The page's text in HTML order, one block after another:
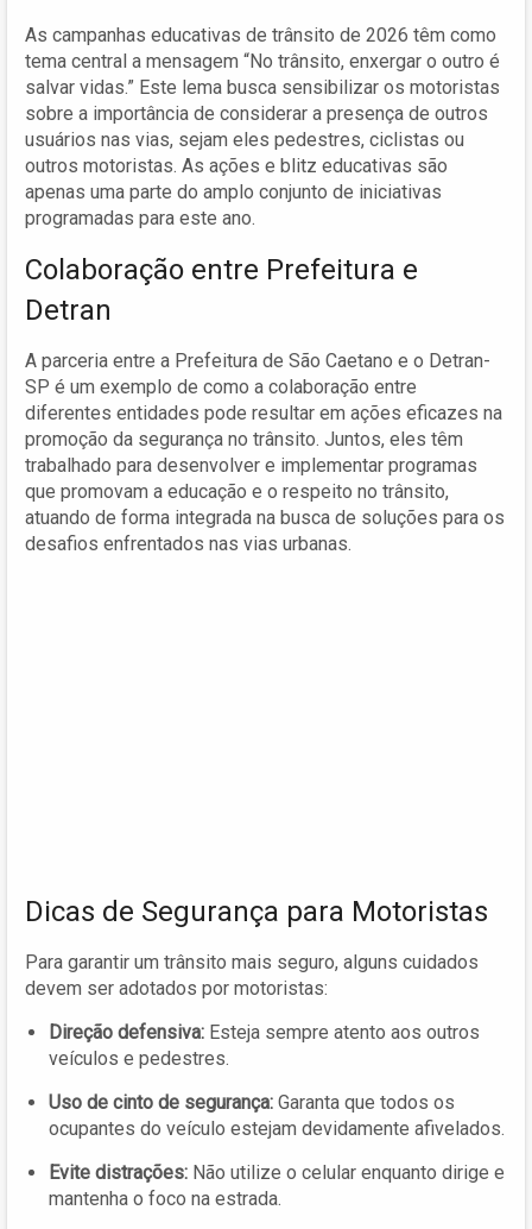
As campanhas educativas de trânsito de 2026 têm como
tema central a mensagem “No trânsito, enxergar o outro é
salvar vidas.” Este lema busca sensibilizar os motoristas
sobre a importância de considerar a presença de outros
usuários nas vias, sejam eles pedestres, ciclistas ou
outros motoristas. As ações e blitz educativas são
apenas uma parte do amplo conjunto de iniciativas
programadas para este ano.
Colaboração entre Prefeitura e
Detran
A parceria entre a Prefeitura de São Caetano e o Detran-
SP é um exemplo de como a colaboração entre
diferentes entidades pode resultar em ações eficazes na
promoção da segurança no trânsito. Juntos, eles têm
trabalhado para desenvolver e implementar programas
que promovam a educação e o respeito no trânsito,
atuando de forma integrada na busca de soluções para os
desafios enfrentados nas vias urbanas.
Dicas de Segurança para Motoristas
Para garantir um trânsito mais seguro, alguns cuidados
devem ser adotados por motoristas:
Direção defensiva: Esteja sempre atento aos outros
veículos e pedestres.
Uso de cinto de segurança: Garanta que todos os
ocupantes do veículo estejam devidamente afivelados.
Evite distrações: Não utilize o celular enquanto dirige e
mantenha o foco na estrada.